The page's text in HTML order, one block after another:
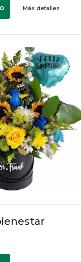
Más detalles